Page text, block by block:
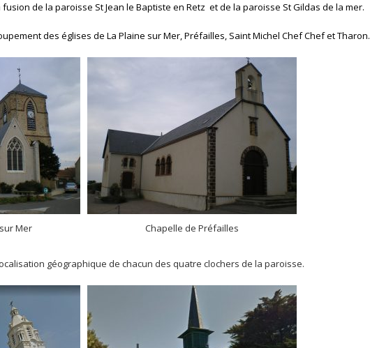
de la paroisse St Jean le Baptiste en Retz et de la paroisse St Gildas de la mer.
des églises de La Plaine sur Mer, Préfailles, Saint Michel Chef Chef et Tharon.
Mer Chapelle de Préfailles
géographique de chacun des quatre clochers de la paroisse.